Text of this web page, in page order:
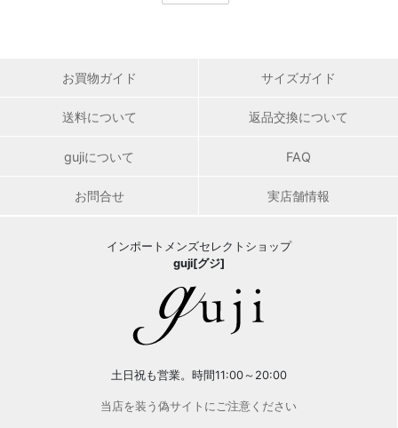
お買物ガイド サイズガイド
送料について 返品交換について
gujiについて FAQ
お問合せ 実店舗情報
インポートメンズセレクトショップ
guji[グジ]
土日祝も営業。時間11:00～20:00
当店を装う偽サイトにご注意ください